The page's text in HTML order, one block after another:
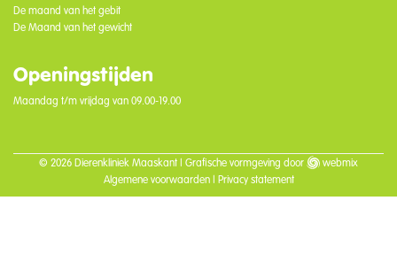
De maand van het gebit
De Maand van het gewicht
Openingstijden
Maandag t/m vrijdag van 09.00-19.00
© 2026 Dierenkliniek Maaskant | Grafische vormgeving door
webmix
Algemene voorwaarden| Privacy statement